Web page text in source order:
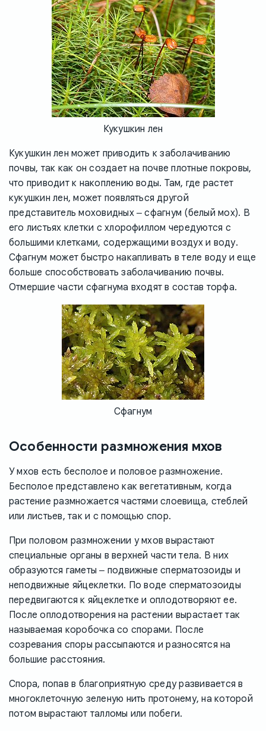
Кукушкин лен
Кукушкин лен может приводить к заболачиванию
почвы, так как он создает на почве плотные покровы,
что приводит к накоплению воды. Там, где растет
кукушкин лен, может появляться другой
представитель моховидных ‒ сфагнум (белый мох). В
его листьях клетки с хлорофиллом чередуются с
большими клетками, содержащими воздух и воду.
Сфагнум может быстро накапливать в теле воду и еще
больше способствовать заболачиванию почвы.
Отмершие части сфагнума входят в состав торфа.
Сфагнум
Особенности размножения мхов
У мхов есть бесполое и половое размножение.
Бесполое представлено как вегетативным, когда
растение размножается частями слоевища, стеблей
или листьев, так и с помощью спор.
При половом размножении у мхов вырастают
специальные органы в верхней части тела. В них
образуются гаметы ‒ подвижные сперматозоиды и
неподвижные яйцеклетки. По воде сперматозоиды
передвигаются к яйцеклетке и оплодотворяют ее.
После оплодотворения на растении вырастает так
называемая коробочка со спорами. После
созревания споры рассыпаются и разносятся на
большие расстояния.
Спора, попав в благоприятную среду развивается в
многоклеточную зеленую нить протонему, на которой
потом вырастают талломы или побеги.